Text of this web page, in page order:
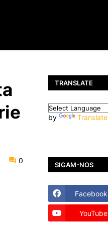
0
TRANSLATE
by
Translate
SIGAM-NOS
Facebook
YouTube